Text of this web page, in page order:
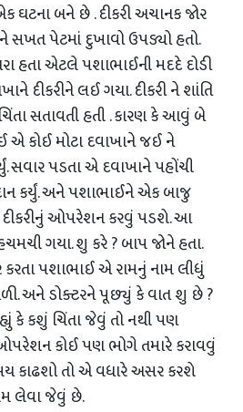
ઘટના બને છે . દીકરી અચાનક જોર
સખત પેટમાં દુખાવો ઉપડ્યો હતો.
હતા એટલે પશાભાઈની મદદે દોડી
દીકરીને લઈ ગયા. દીકરી ને શાંતિ
સતાવતી હતી . કારણ કે આવું બે
એ કોઈ મોટા દવાખાને જઈ ને
સવાર પડતા એ દવાખાને પહોંચી
કર્યું. અને પશાભાઈને એક બાજુ
દીકરીનું ઓપરેશન કરવું પડશે. આ
ગયા. શુ કરે ? બાપ જોને હતા.
કરતા પશાભાઈ એ રામનું નામ લીધું
અને ડોક્ટરને પૂછ્યું કે વાત શુ છે ?
કે કશું ચિંતા જેવું તો નથી પણ
કોઈ પણ ભોગે તમારે કરાવવું
કાઢશો તો એ વધારે અસર કરશે
લેવા જેવું છે.